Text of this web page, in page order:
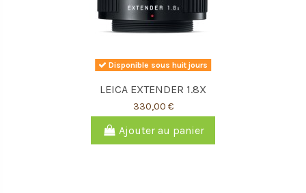
Disponible sous huit jours
LEICA EXTENDER 1.8X
330,00 €
Ajouter au panier